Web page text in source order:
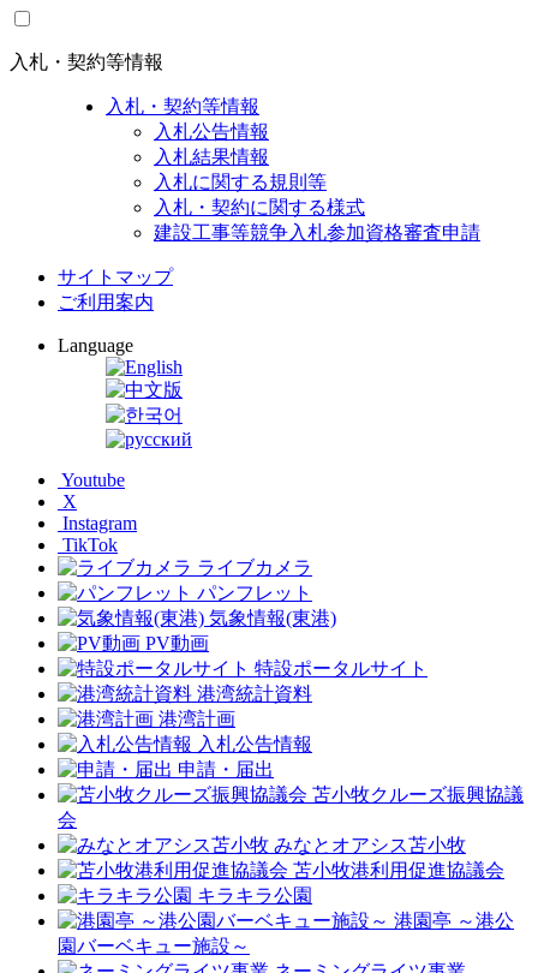
入札・契約等情報
入札・契約等情報
入札公告情報
入札結果情報
入札に関する規則等
入札・契約に関する様式
建設工事等競争入札参加資格審査申請
サイトマップ
ご利用案内
Language
Youtube
X
Instagram
TikTok
ライブカメラ
パンフレット
気象情報(東港)
PV動画
特設ポータルサイト
港湾統計資料
港湾計画
入札公告情報
申請・届出
苫小牧クルーズ振興協議
会
みなとオアシス苫小牧
苫小牧港利用促進協議会
キラキラ公園
港園亭 ～港公
園バーベキュー施設～